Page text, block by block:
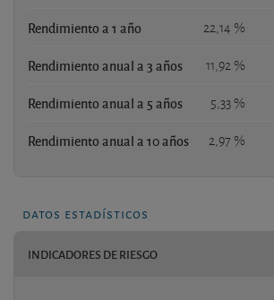
Rendimiento a 1 año 22,14 %
Rendimiento anual a 3 años 11,92 %
Rendimiento anual a 5 años 5,33 %
Rendimiento anual a 10 años 2,97 %
datos estadísticos
INDICADORES DE RIESGO